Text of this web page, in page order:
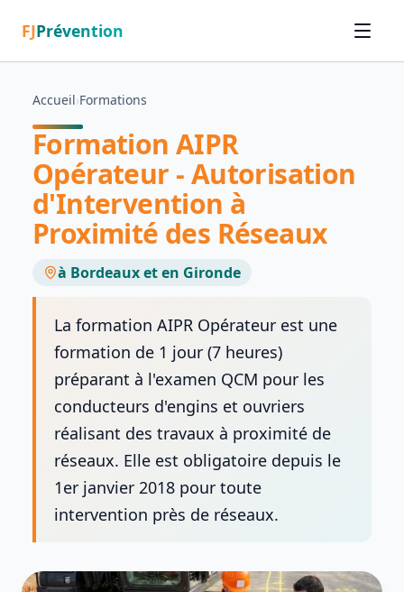
FJPrévention
Accueil›Formations
Formation AIPR
Opérateur - Autorisation
d'Intervention à
Proximité des Réseaux
à Bordeaux et en Gironde
La formation AIPR Opérateur est une
formation de 1 jour (7 heures)
préparant à l'examen QCM pour les
conducteurs d'engins et ouvriers
réalisant des travaux à proximité de
réseaux. Elle est obligatoire depuis le
1er janvier 2018 pour toute
intervention près de réseaux.